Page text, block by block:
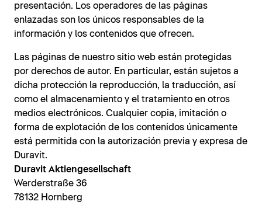
presentación. Los operadores de las páginas
enlazadas son los únicos responsables de la
información y los contenidos que ofrecen.
Las páginas de nuestro sitio web están protegidas
por derechos de autor. En particular, están sujetos a
dicha protección la reproducción, la traducción, así
como el almacenamiento y el tratamiento en otros
medios electrónicos. Cualquier copia, imitación o
forma de explotación de los contenidos únicamente
está permitida con la autorización previa y expresa de
Duravit.
Duravit Aktiengesellschaft
Werderstraße 36
78132 Hornberg